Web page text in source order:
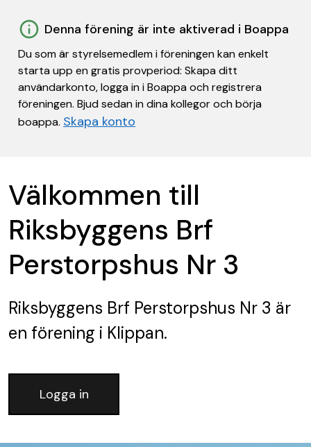
Denna förening är inte aktiverad i Boappa
Du som är styrelsemedlem i föreningen kan enkelt
starta upp en gratis provperiod: Skapa ditt
användarkonto, logga in i Boappa och registrera
föreningen. Bjud sedan in dina kollegor och börja
boappa. Skapa konto
Välkommen till
Riksbyggens Brf
Perstorpshus Nr 3
Riksbyggens Brf Perstorpshus Nr 3 är
en förening i Klippan.
Logga in